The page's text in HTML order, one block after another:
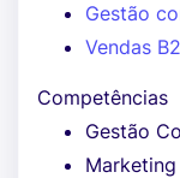
Gestão
Vendas
Competências
Gestão